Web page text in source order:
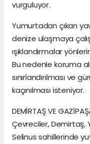
vurguluyor.
Yumurtadan çıkan
denize ulaşmaya
ışıklandırmalar
Bu nedenle koruma
sınırlandırılması ve
kaçınılması isteniyor.
DEMİRTAŞ VE
Çevreciler, Demirtaş,
Selinus sahillerinde